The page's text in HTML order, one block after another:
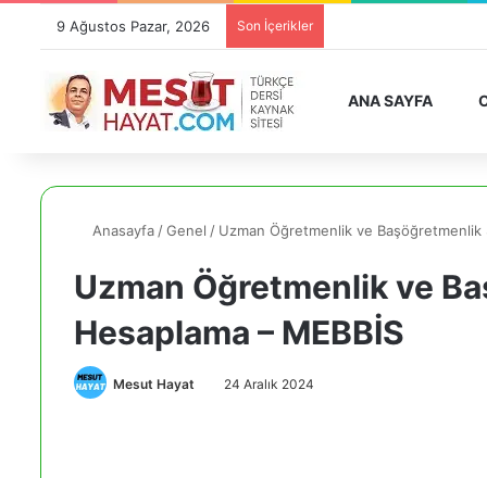
9 Ağustos Pazar, 2026 Son İçerikler
ANA SAYFA
Anasayfa /Genel / Uzman Öğretmenlik ve Başöğretmenlik
Uzman Öğretmenlik ve
Hesaplama – MEBBİS
Mesut Hayat 24 Aralık 2024